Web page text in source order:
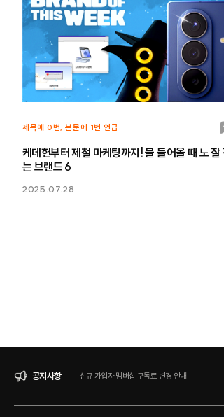
제목에 0번, 본문에 1번 언급
케데헌부터 제철 마케팅까지! 물 들어올 때 노 잘
는 브랜드 6
2025.07.28
공지사항 신규 가입자 멤버십 구독료 변경 안내